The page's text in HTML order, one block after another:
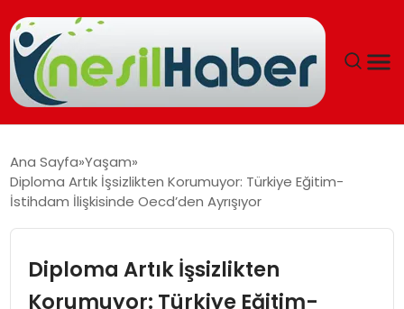
GÜNCEL
EĞITIM
Ana Sayfa Yaşam
Diploma Artık İşsizlikten Korumuyor: Türkiye Eğitim-
İstihdam İlişkisinde Oecd’den Ayrışıyor
Diploma Artık İşsizlikten
Korumuyor: Türkiye Eğitim-